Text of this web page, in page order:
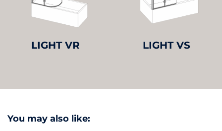
LIGHT VR LIGHT VS
You may also like: